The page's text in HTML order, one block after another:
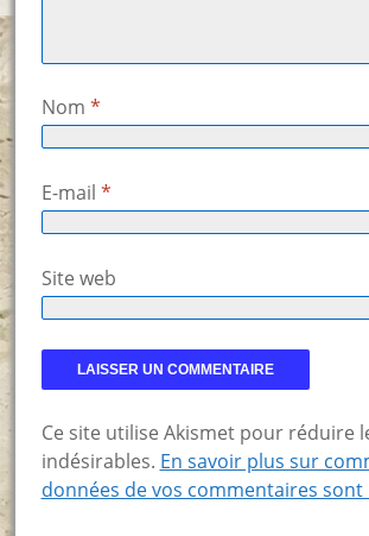
Nom *
E-mail *
Site web
Ce site utilise Akismet pour réduire
indésirables. En savoir plus sur
données de vos commentaires sont